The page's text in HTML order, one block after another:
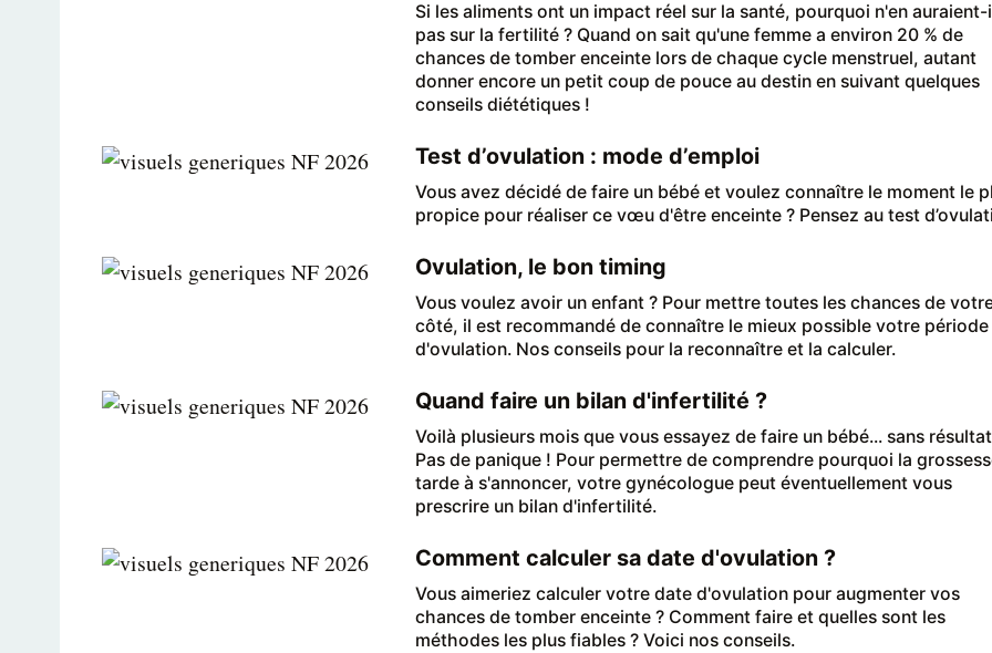
Si les aliments ont un impact réel sur la santé, pourquoi n'en auraient-
pas sur la fertilité ? Quand on sait qu'une femme a environ 20 % de
chances de tomber enceinte lors de chaque cycle menstruel, autant
donner encore un petit coup de pouce au destin en suivant quelques
conseils diététiques !
Test d’ovulation : mode d’emploi
Vous avez décidé de faire un bébé et voulez connaître le moment le
propice pour réaliser ce vœu d'être enceinte ? Pensez au test
Ovulation, le bon timing
Vous voulez avoir un enfant ? Pour mettre toutes les chances de
côté, il est recommandé de connaître le mieux possible votre période
d'ovulation. Nos conseils pour la reconnaître et la calculer.
Quand faire un bilan d'infertilité ?
Voilà plusieurs mois que vous essayez de faire un bébé... sans
Pas de panique ! Pour permettre de comprendre pourquoi la
tarde à s'annoncer, votre gynécologue peut éventuellement vous
prescrire un bilan d'infertilité.
Comment calculer sa date d'ovulation ?
Vous aimeriez calculer votre date d'ovulation pour augmenter vos
chances de tomber enceinte ? Comment faire et quelles sont les
méthodes les plus fiables ? Voici nos conseils.